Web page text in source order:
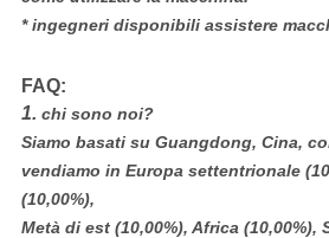
* ingegneri disponibili assistere
FAQ:
1. chi sono noi?
Siamo basati su Guangdong, Cina,
vendiamo in Europa settentrionale
(10,00%),
Metà di est (10,00%), Africa (10,00%),